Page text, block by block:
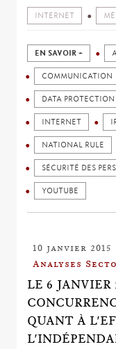
INTERNET
EN SAVOIR +
COMMUNICATION
DATA PROTECTION
INTERNET
NATIONAL RULE
SÉCURITÉ DES
YOUTUBE
10 janvier 2015
Analyses
LE 6 JANVIER
QUANT À